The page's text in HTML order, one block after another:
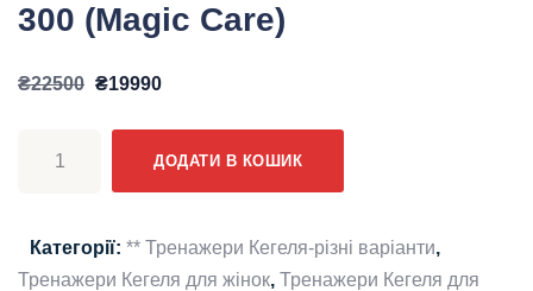
300 (Magic Care)
₴22500 Оригінальна
₴19990Поточна
Kegel-
300
ДОДАТИ В КОШИК
Категорії: ** Тренажери Кегеля-різні варіанти,
Тренажери Кегеля для жінок, Тренажери Кегеля для